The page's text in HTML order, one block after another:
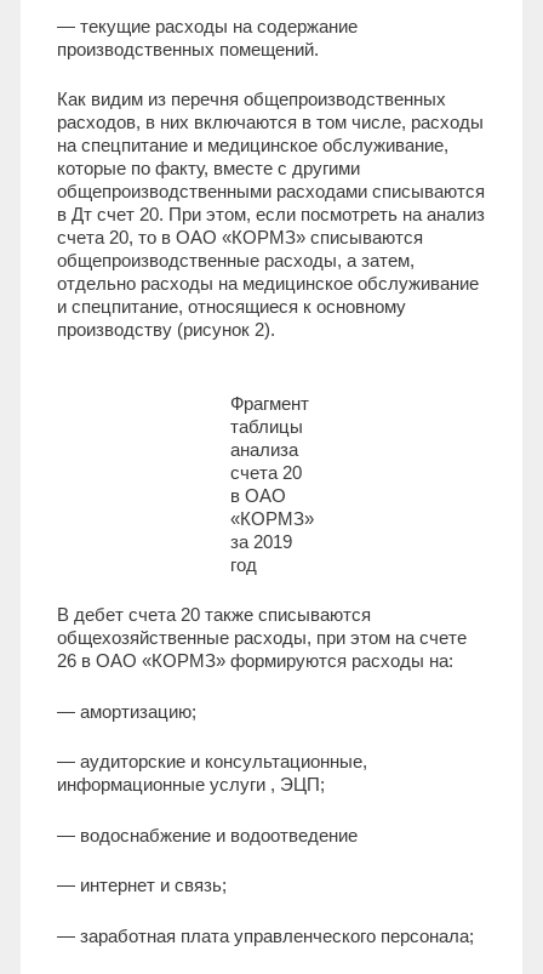
— текущие расходы на содержание
производственных помещений.
Как видим из перечня общепроизводственных
расходов, в них включаются в том числе, расходы
на спецпитание и медицинское обслуживание,
которые по факту, вместе с другими
общепроизводственными расходами списываются
в Дт счет 20. При этом, если посмотреть на анализ
счета 20, то в ОАО «КОРМЗ» списываются
общепроизводственные расходы, а затем,
отдельно расходы на медицинское обслуживание
и спецпитание, относящиеся к основному
производству (рисунок 2).
Фрагмент
таблицы
анализа
счета 20
в ОАО
«КОРМЗ»
за 2019
год
В дебет счета 20 также списываются
общехозяйственные расходы, при этом на счете
26 в ОАО «КОРМЗ» формируются расходы на:
— амортизацию;
— аудиторские и консультационные,
информационные услуги , ЭЦП;
— водоснабжение и водоотведение
— интернет и связь;
— заработная плата управленческого персонала;